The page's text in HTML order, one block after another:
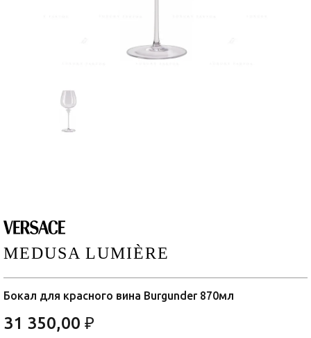
MEDUSA LUMIÈRE
Бокал для красного вина Burgunder 870мл
31 350,00 ₽